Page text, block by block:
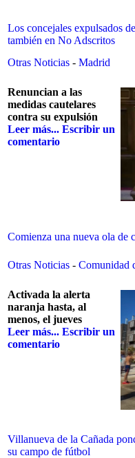
Los concejales expulsados
también en No Adscritos
Otras Noticias - Madrid
Renuncian a las
medidas cautelares
contra su expulsión
Leer más... Escribir un
comentario
Comienza una nueva ola de
Otras Noticias - Comunidad
Activada la alerta
naranja hasta, al
menos, el jueves
Leer más... Escribir un
comentario
Villanueva de la Cañada
su campo de fútbol